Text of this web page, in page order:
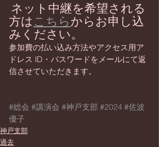
ネット中継を希望される
方は こちら からお申し込
みください。
参加費の払い込み方法やアクセス用ア
ドレス ID・パスワードをメールにて返
信させていただきます。
#総会 #講演会 #神戸支部 #2024 #佐波
優子
神戸支部
過去